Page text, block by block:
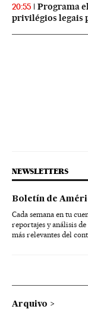
20:55
Programa
privilégios legais
NEWSLETTERS
Boletín de
Cada semana en tu
reportajes y análisis
más relevantes del
Arquivo